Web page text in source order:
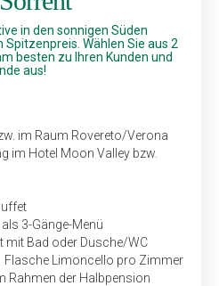
in den sonnigen Süden
Wählen Sie aus 2
besten zu Ihren Kunden und
aus!
im Raum Rovereto/Verona
im Hotel Moon Valley bzw.
3-Gänge-Menü
mit Bad oder Dusche/WC
Flasche Limoncello pro Zimmer
Rahmen der Halbpension